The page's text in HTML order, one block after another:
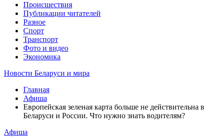
Происшествия
Публикации читателей
Разное
Спорт
Транспорт
Фото и видео
Экономика
Новости Беларуси и мира
Главная
Афиша
Европейская зеленая карта больше не действительна в
Беларуси и России. Что нужно знать водителям?
Афиша